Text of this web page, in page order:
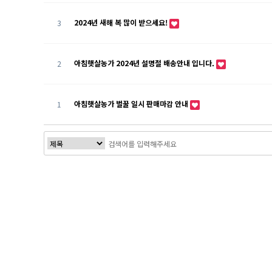
3 2024년 새해 복 많이 받으세요!
2 아침햇살농가 2024년 설명절 배송안내 입니다.
1 아침햇살농가 벌꿀 일시 판매마감 안내